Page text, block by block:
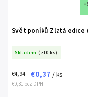
Svět poníků Zlatá edice
Skladem (>10 ks)
€0,31 bez DPH
€4,94 €0,37 / ks